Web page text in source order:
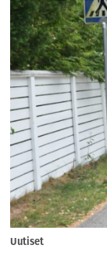
Uutiset